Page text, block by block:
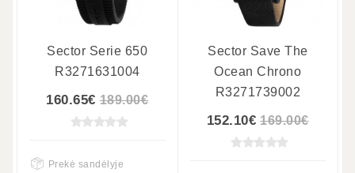
Sector Serie 650
R3271631004
160.65€ 189.00€
Prekė sandėlyje
Sector Save The
Ocean Chrono
R3271739002
152.10€ 169.00€